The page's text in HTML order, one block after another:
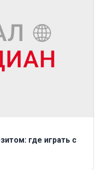
где играть с